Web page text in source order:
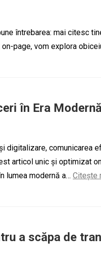
întrebarea: mai citesc
page, vom explora
în Era Modernă
digitalizare, comunicarea
articol unic și optimizat
lumea modernă a… Citește
a scăpa de